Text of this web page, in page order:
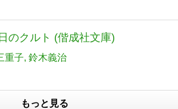
のクルト (偕成社文庫)
重子 鈴木義治
もっと見る